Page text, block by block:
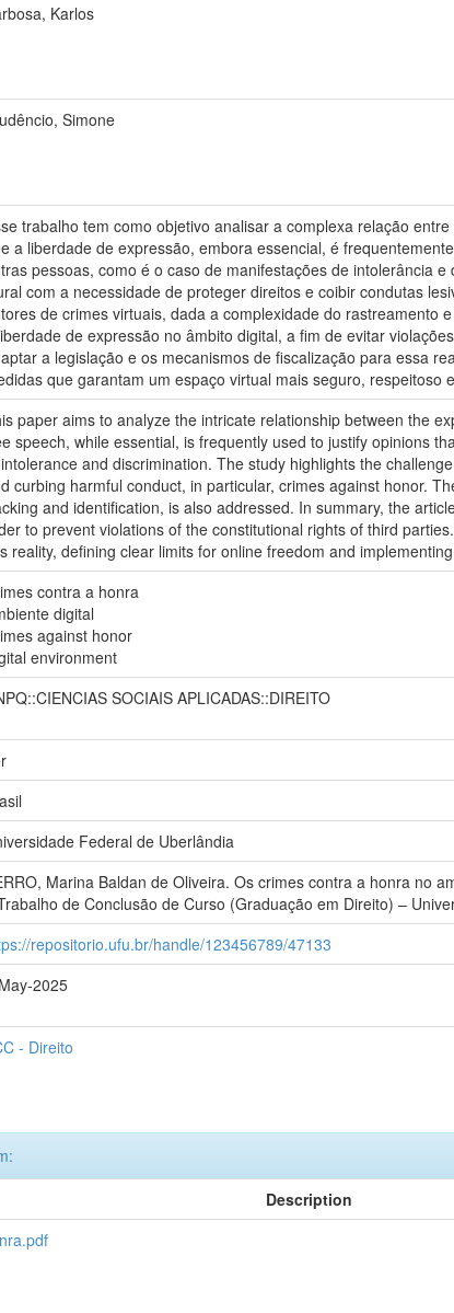
Karlos
Simone
trabalho tem como objetivo analisar a complexa relação
a liberdade de expressão, embora essencial, é
pessoas, como é o caso de manifestações de intolerância
com a necessidade de proteger direitos e coibir condutas
de crimes virtuais, dada a complexidade do rastreamento
de expressão no âmbito digital, a fim de evitar
a legislação e os mecanismos de fiscalização para essa
que garantam um espaço virtual mais seguro, respeitoso
paper aims to analyze the intricate relationship between the
speech, while essential, is frequently used to justify opinions
and discrimination. The study highlights the
curbing harmful conduct, in particular, crimes against honor.
and identification, is also addressed. In summary, the
to prevent violations of the constitutional rights of third
reality, defining clear limits for online freedom and
contra a honra
digital
against honor
environment
SOCIAIS APLICADAS::DIREITO
Federal de Uberlândia
Marina Baldan de Oliveira. Os crimes contra a honra no
de Conclusão de Curso (Graduação em Direito) –
repositorio.ufu.br/handle/123456789/47133
2025
- Direito
Description